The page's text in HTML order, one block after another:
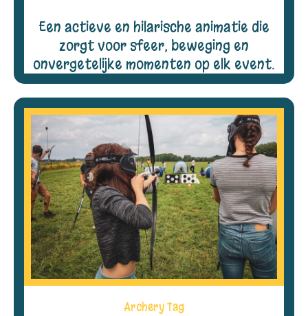
Een actieve en hilarische animatie die
zorgt voor sfeer, beweging en
onvergetelijke momenten op elk event.
Archery Tag